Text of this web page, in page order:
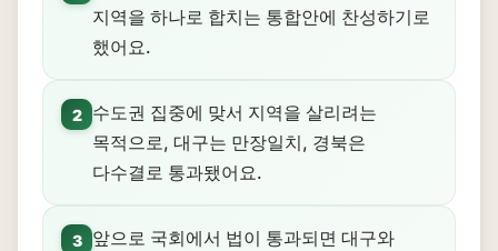
지역을 하나로 합치는 통합안에 찬성하기로
했어요.
2
수도권 집중에 맞서 지역을 살리려는
목적으로, 대구는 만장일치, 경북은
다수결로 통과됐어요.
3
앞으로 국회에서 법이 통과되면 대구와